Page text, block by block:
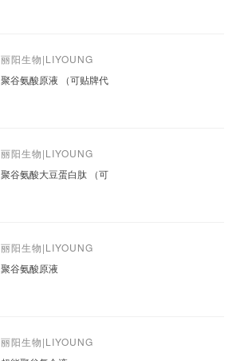
丽阳生物|LIYOUNG
聚谷氨酸原液 （可贴牌代
丽阳生物|LIYOUNG
聚谷氨酸大豆蛋白肽 （可
丽阳生物|LIYOUNG
聚谷氨酸原液
丽阳生物|LIYOUNG